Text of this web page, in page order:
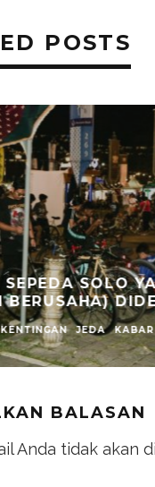
POSTS
SEPEDA SOLO
BERUSAHA)
JEDA KABAR
BALASAN
Anda tidak akan